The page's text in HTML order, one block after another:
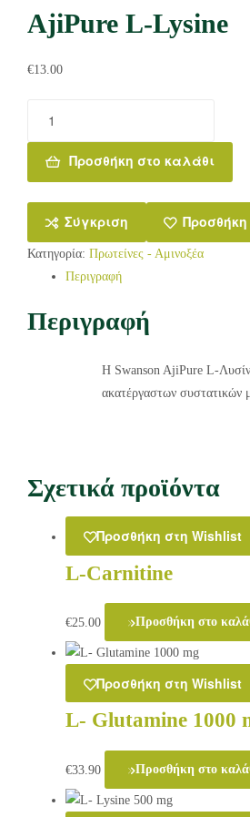
AjiPure L-Lysine
€13.00
Προσθήκη στο καλάθι
Σύγκριση
Κατηγορία: Πρωτείνες - Αμινοξέα
Περιγραφή
Περιγραφή
Η Swanson AjiPure L-
ακατέργαστων συστατικών
Σχετικά προϊόντα
Προσθήκη στη Wishlist
L-Carnitine
€25.00 Προσθήκη στο
Προσθήκη στη Wishlist
L- Glutamine 1000
€33.90 Προσθήκη στο